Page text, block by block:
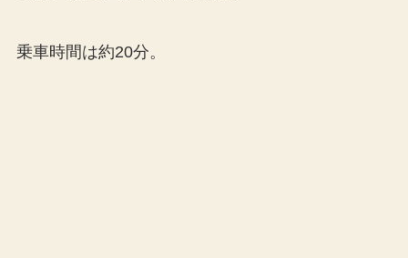
乗車時間は約20分。